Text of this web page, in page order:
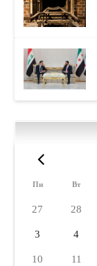
Пн Вт
27 28
3 4
10 11